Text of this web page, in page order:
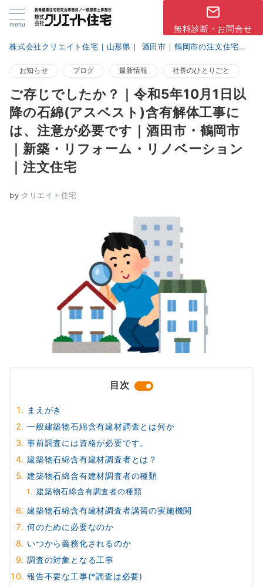
menu 無料診断・お問合せ
株式会社クリエイト住宅｜山形県｜ 酒田市｜鶴岡市の注文住宅
お知らせ ブログ 最新情報 社長のひとりごと
ご存じでしたか？｜令和5年10月1日以
降の石綿(アスベスト)含有解体工事に
は、注意が必要です｜酒田市・鶴岡市
｜新築・リフォーム・リノベーション
｜注文住宅
by クリエイト住宅
目次
まえがき
一般建築物石綿含有建材調査とは何か
事前調査には資格が必要です。
建築物石綿含有建材調査者とは？
建築物石綿含有建材調査者の種類
建築物石綿含有調査者の種類
建築物石綿含有建材調査者講習の実施機関
何のために必要なのか
いつから義務化されるのか
調査の対象となる工事
報告不要な工事(*調査は必要)